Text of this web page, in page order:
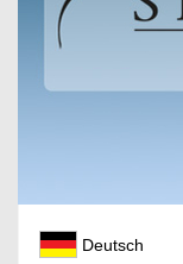
Deutsch